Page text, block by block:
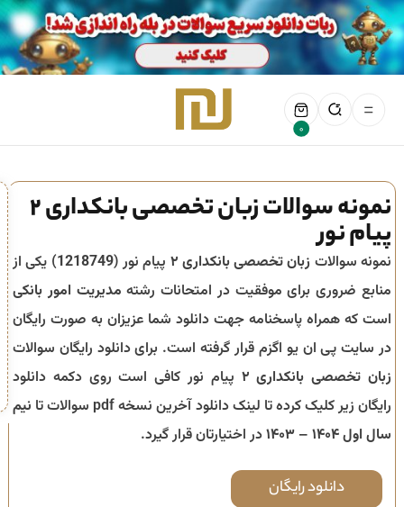
0
نمونه سوالات زبان تخصصی بانکداری 2
پیام نور
نمونه سوالات زبان تخصصی بانکداری ۲ پیام نور (1218749) یکی از
منابع ضروری برای موفقیت در امتحانات رشته مدیریت امور بانکی
است که همراه پاسخنامه جهت دانلود شما عزیزان به صورت رایگان
در سایت پی ان یو اگزم قرار گرفته است. برای دانلود رایگان سوالات
زبان تخصصی بانکداری ۲
پیام نور کافی است روی دکمه دانلود
رایگان زیر کلیک کرده تا لینک دانلود آخرین نسخه pdf سوالات تا
نیم
سال اول ۱۴۰۴ – ۱۴۰۳
در اختیارتان قرار گیرد.
دانلود رایگان